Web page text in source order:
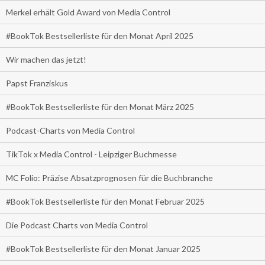
Merkel erhält Gold Award von Media Control
#BookTok Bestsellerliste für den Monat April 2025
Wir machen das jetzt!
Papst Franziskus
#BookTok Bestsellerliste für den Monat März 2025
Podcast-Charts von Media Control
TikTok x Media Control - Leipziger Buchmesse
MC Folio: Präzise Absatzprognosen für die Buchbranche
#BookTok Bestsellerliste für den Monat Februar 2025
Die Podcast Charts von Media Control
#BookTok Bestsellerliste für den Monat Januar 2025